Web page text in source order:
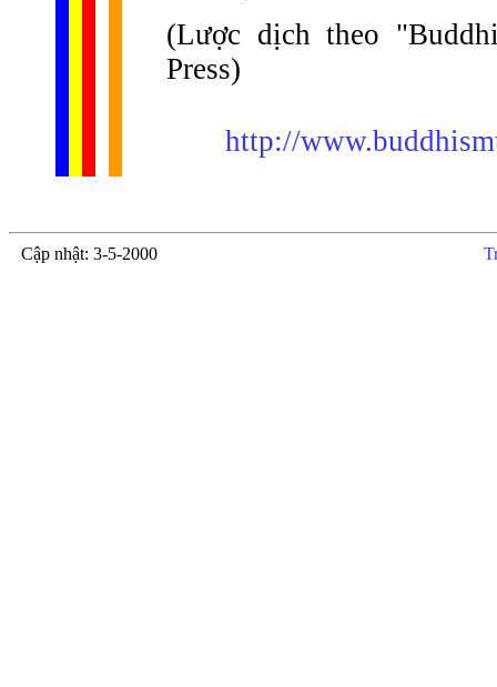
(Lược dịch theo
Press)
http://
Cập nhật: 3-5-2000